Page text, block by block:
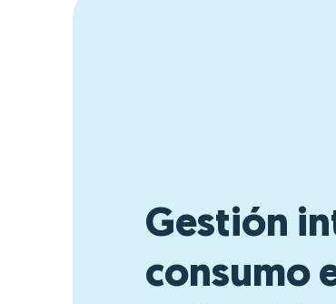
Gestión
consumo